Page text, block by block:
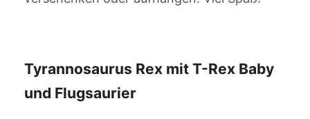
Tyrannosaurus Rex mit T-Rex Baby
und Flugsaurier